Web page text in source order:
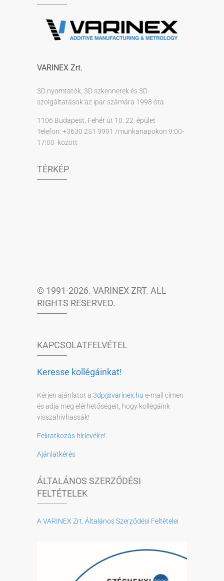
VARINEX Zrt.
3D nyomtatók, 3D szkennerek és 3D
szolgáltatások az ipar számára 1998 óta
1106 Budapest, Fehér út 10. 22. épület
Telefon: +3630 251 9991 /munkanapokon 9:00-
17:00 között
TÉRKÉP
© 1991-2026. VARINEX ZRT. ALL
RIGHTS RESERVED.
KAPCSOLATFELVÉTEL
Keresse kollégáinkat!
Kérjen ajánlatot a 3dp@varinex.hu e-mail címen
és adja meg elérhetőségeit, hogy kollégáink
visszahívhassák!
Feliratkozás hírlevélre!
Ajánlatkérés
ÁLTALÁNOS SZERZŐDÉSI
FELTÉTELEK
A VARINEX Zrt. Általános Szerződési Feltételei